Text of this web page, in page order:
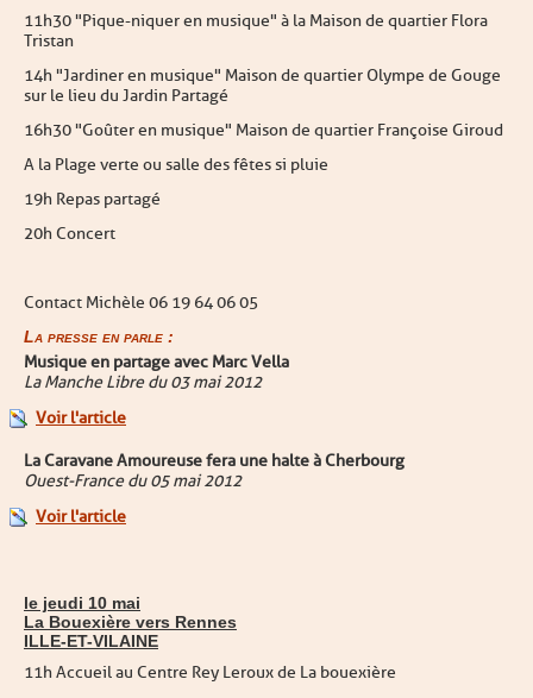
11h30 "Pique-niquer en musique" à la Maison de quartier Flora
Tristan
14h "Jardiner en musique" Maison de quartier Olympe de Gouge
sur le lieu du Jardin Partagé
16h30 "Goûter en musique" Maison de quartier Françoise Giroud
A la Plage verte ou salle des fêtes si pluie
19h Repas partagé
20h Concert
Contact Michèle 06 19 64 06 05
La presse en parle :
Musique en partage avec Marc Vella
La Manche Libre du 03 mai 2012
Voir l'article
La Caravane Amoureuse fera une halte à Cherbourg
Ouest-France du 05 mai 2012
Voir l'article
le jeudi 10 mai
La Bouexière vers Rennes
ILLE-ET-VILAINE
11h Accueil au Centre Rey Leroux de La bouexière